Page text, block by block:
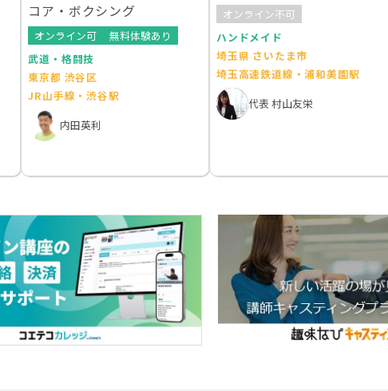
コア・ボクシング
オンライン可
無料体験あり
武道・格闘技
東京都 渋谷区
JR山手線・渋谷駅
内田英利
オンライン不可
ハンドメイド
埼玉県 さいたま市
埼玉高速鉄道線・浦和美園駅
代表 村山友栄